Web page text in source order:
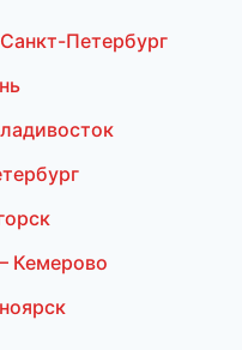
Петербург
Кемерово